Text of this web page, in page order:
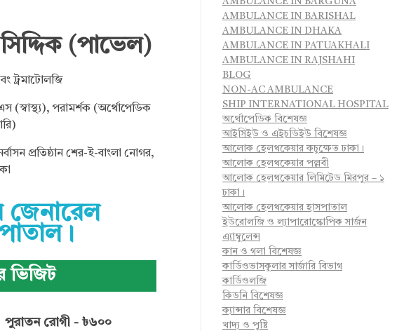
(পাভেল)
ট্রমাটোলজি
(স্বাস্থ্য), পরামর্শক (অর্থোপেডিক
প্রতিষ্ঠান শের-ই-বাংলা নোগর,
জেনারেল
ভিজিট
পুরাতন রোগী - ৳৬০০
AMBULANCE IN BARISHAL
AMBULANCE IN DHAKA
AMBULANCE IN PATUAKHALI
AMBULANCE IN RAJSHAHI
BLOG
NON-AC AMBULANCE
SHIP INTERNATIONAL HOSPITAL
অর্থোপেডিক বিশেষজ্ঞ
আইসিইউ ও এইচডিইউ বিশেষজ্ঞ
আলোক হেলথকেয়ার কচুক্ষেত ঢাকা।
আলোক হেলথকেয়ার পল্লবী
আলোক হেলথকেয়ার লিমিটেড মিরপুর – ১
ঢাকা।
আলোক হেলথকেয়ার হাসপাতাল
ইউরোলজি ও ল্যাপারোস্কোপিক সার্জন
এ্যাম্বুলেন্স
কান ও গলা বিশেষজ্ঞ
কার্ডিওভাসকুলার সার্জারি বিভাগ
কার্ডিওলজি
কিডনি বিশেষজ্ঞ
ক্যান্সার বিশেষজ্ঞ
খাদ্য ও পুষ্টি